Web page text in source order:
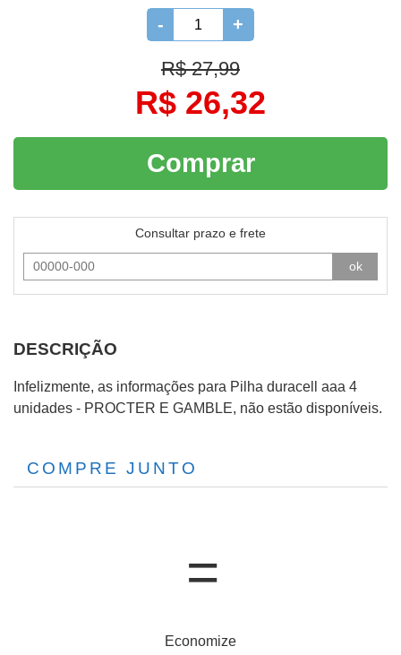
- +
R$ 27,99
R$ 26,32
Comprar
Consultar prazo e frete
ok
DESCRIÇÃO
Infelizmente, as informações para Pilha duracell aaa 4
unidades - PROCTER E GAMBLE, não estão disponíveis.
COMPRE JUNTO
Economize